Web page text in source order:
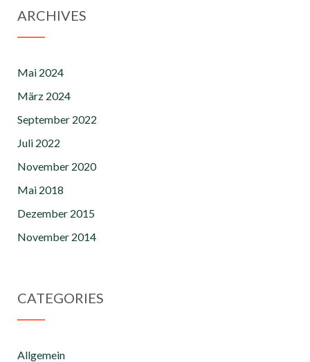
ARCHIVES
Mai 2024
März 2024
September 2022
Juli 2022
November 2020
Mai 2018
Dezember 2015
November 2014
CATEGORIES
Allgemein